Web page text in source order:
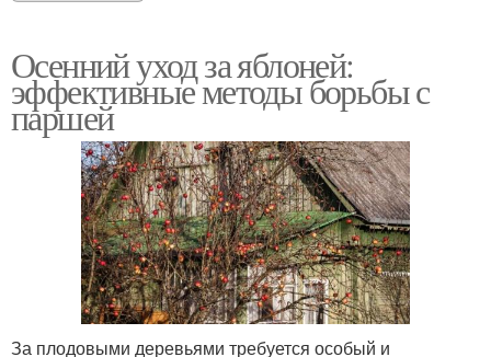
Осенний уход за яблоней:
эффективные методы борьбы с
паршей
За плодовыми деревьями требуется особый и